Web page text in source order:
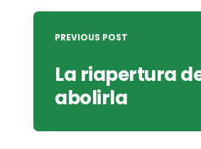
Post
navigation
PREVIOUS POST
La riapertura
abolirla